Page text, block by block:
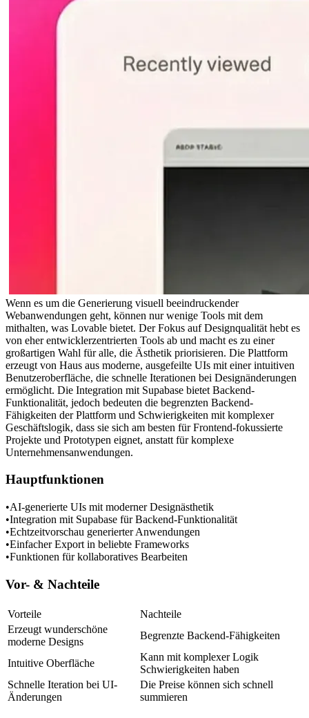
Wenn es um die Generierung visuell beeindruckender
Webanwendungen geht, können nur wenige Tools mit dem
mithalten, was Lovable bietet. Der Fokus auf Designqualität hebt es
von eher entwicklerzentrierten Tools ab und macht es zu einer
großartigen Wahl für alle, die Ästhetik priorisieren. Die Plattform
erzeugt von Haus aus moderne, ausgefeilte UIs mit einer intuitiven
Benutzeroberfläche, die schnelle Iterationen bei Designänderungen
ermöglicht. Die Integration mit Supabase bietet Backend-
Funktionalität, jedoch bedeuten die begrenzten Backend-
Fähigkeiten der Plattform und Schwierigkeiten mit komplexer
Geschäftslogik, dass sie sich am besten für Frontend-fokussierte
Projekte und Prototypen eignet, anstatt für komplexe
Unternehmensanwendungen.
Hauptfunktionen
•AI-generierte UIs mit moderner Designästhetik
•Integration mit Supabase für Backend-Funktionalität
•Echtzeitvorschau generierter Anwendungen
•Einfacher Export in beliebte Frameworks
•Funktionen für kollaboratives Bearbeiten
Vor- & Nachteile
Vorteile
Nachteile
Erzeugt wunderschöne
moderne Designs
Begrenzte Backend-Fähigkeiten
Intuitive Oberfläche
Kann mit komplexer Logik
Schwierigkeiten haben
Schnelle Iteration bei UI-
Änderungen
Die Preise können sich schnell
summieren